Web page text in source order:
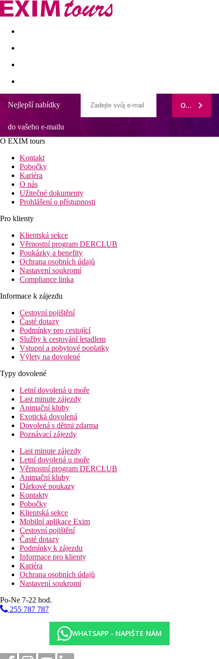
Akční nabídky Last minute
Nejlepší nabídky
do vašeho e-mailu
ODEBÍRAT
O EXIM tours
Kontakt
Pobočky
Kariéra
O nás
Užitečné dokumenty
Prohlášení o přístupnosti
Pro klienty
Klientská sekce
Věrnostní program DERCLUB
Poukázky a benefity
Ochrana osobních údajů
Nastavení soukromí
Compliance linka
Informace k zájezdu
Cestovní pojištění
Časté dotazy
Podmínky pro cestující
Služby k cestování letadlem
Vstupní a pobytové poplatky
Výlety na dovolené
Typy dovolené
Letní dovolená u moře
Last minute zájezdy
Animační kluby
Exotická dovolená
Dovolená s dětmi zdarma
Poznávací zájezdy
Last minute zájezdy
Letní dovolená u moře
Věrnostní program DERCLUB
Animační kluby
Dárkové poukazy
Kontakty
Pobočky
Klientská sekce
Mobilní aplikace Exim
Cestovní pojištění
Časté dotazy
Podmínky k zájezdu
Informace pro klienty
Kariéra
Ochrana osobních údajů
Nastavení soukromí
Po-Ne 7-22 hod.
255 787 787
WHATSAPP - NAPIŠTE NÁM